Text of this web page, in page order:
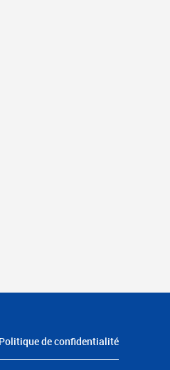
Politique de confidentialité